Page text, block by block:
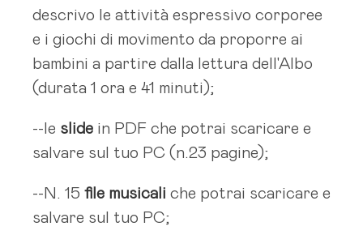
descrivo le attività espressivo corporee
e i giochi di movimento da proporre ai
bambini a partire dalla lettura dell'Albo
(durata 1 ora e 41 minuti);
--le slide in PDF che potrai scaricare e
salvare sul tuo PC (n.23 pagine);
--N. 15 file musicali che potrai scaricare e
salvare sul tuo PC;